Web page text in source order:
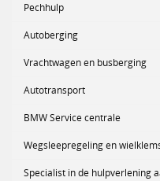
Pechhulp
Autoberging
Vrachtwagen en busberging
Autotransport
BMW Service centrale
Wegsleepregeling en
Specialist in de hulpverlening